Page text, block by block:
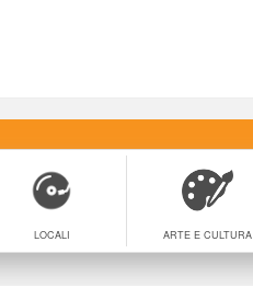
LOCALI ARTE E CULTURA